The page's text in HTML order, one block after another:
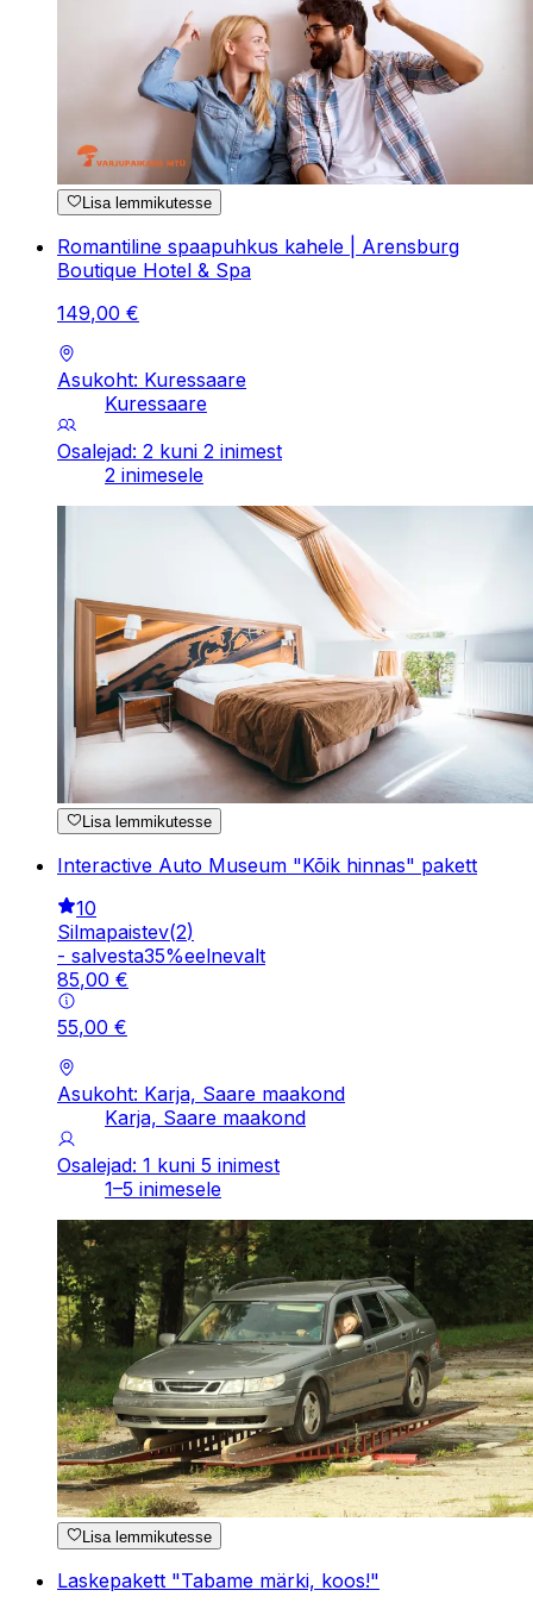
Lisa lemmikutesse
Romantiline spaapuhkus kahele | Arensburg
Boutique Hotel & Spa
149,00 €
Asukoht: Kuressaare
Kuressaare
Osalejad: 2 kuni 2 inimest
2 inimesele
Lisa lemmikutesse
Interactive Auto Museum "Kõik hinnas" pakett
10
Silmapaistev(2)
- salvesta35%eelnevalt
85,00 €
55,00 €
Asukoht: Karja, Saare maakond
Karja, Saare maakond
Osalejad: 1 kuni 5 inimest
1–5 inimesele
Lisa lemmikutesse
Laskepakett "Tabame märki, koos!"